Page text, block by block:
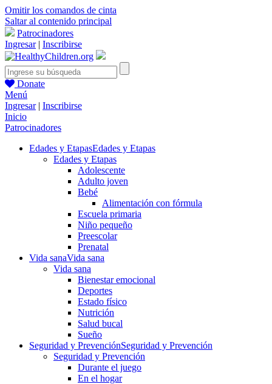
Omitir los comandos de cinta
Saltar al contenido principal
Patrocinadores
Ingresar| Inscribirse
Donate
Menú
Ingresar| Inscribirse
Inicio
Patrocinadores
Edades y EtapasEdades y Etapas
Edades y Etapas
Adolescente
Adulto joven
Bebé
Alimentación con fórmula
Escuela primaria
Niño pequeño
Preescolar
Prenatal
Vida sanaVida sana
Vida sana
Bienestar emocional
Deportes
Estado físico
Nutrición
Salud bucal
Sueño
Seguridad y PrevenciónSeguridad y Prevención
Seguridad y Prevención
Durante el juego
En el hogar